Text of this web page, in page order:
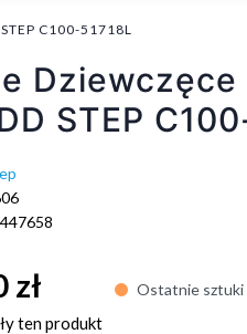
C100-51718L
Dziewczęce
STEP
zł Ostatnie sztuki
ten produkt